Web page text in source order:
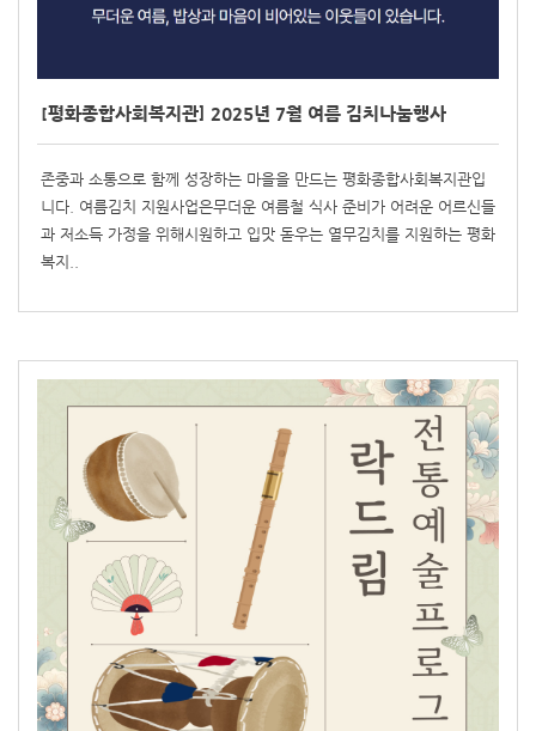
[평화종합사회복지관] 2025년 7월 여름 김치나눔행사
존중과 소통으로 함께 성장하는 마을을 만드는 평화종합사회복지관입
니다. 여름김치 지원사업은무더운 여름철 식사 준비가 어려운 어르신들
과 저소득 가정을 위해시원하고 입맛 돋우는 열무김치를 지원하는 평화
복지..